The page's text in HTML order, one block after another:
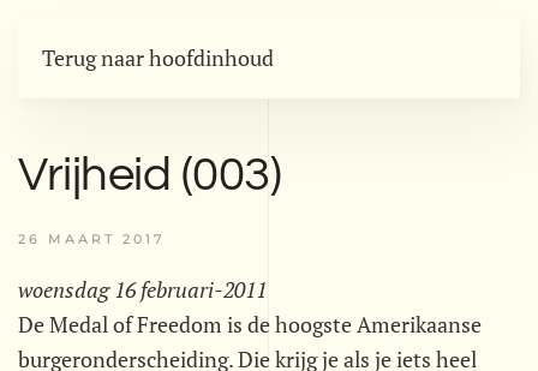
Terug naar hoofdinhoud
Vrijheid (003)
26 MAART 2017
woensdag 16 februari-2011
De Medal of Freedom is de hoogste Amerikaanse
burgeronderscheiding. Die krijg je als je iets heel